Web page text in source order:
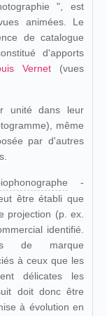
", est
animées. Le
de catalogue
d'apports
Vernet (vues
unité dans leur
même
par d'autres
-
être établi que
projection (p. ex.
identifié.
de marque
à ceux que les
délicates les
doit donc être
à évolution en